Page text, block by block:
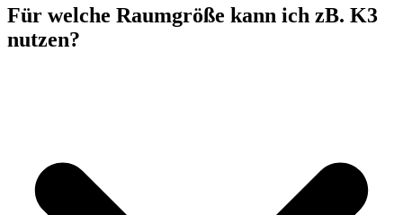
Für welche Raumgröße kann ich zB. K3
nutzen?